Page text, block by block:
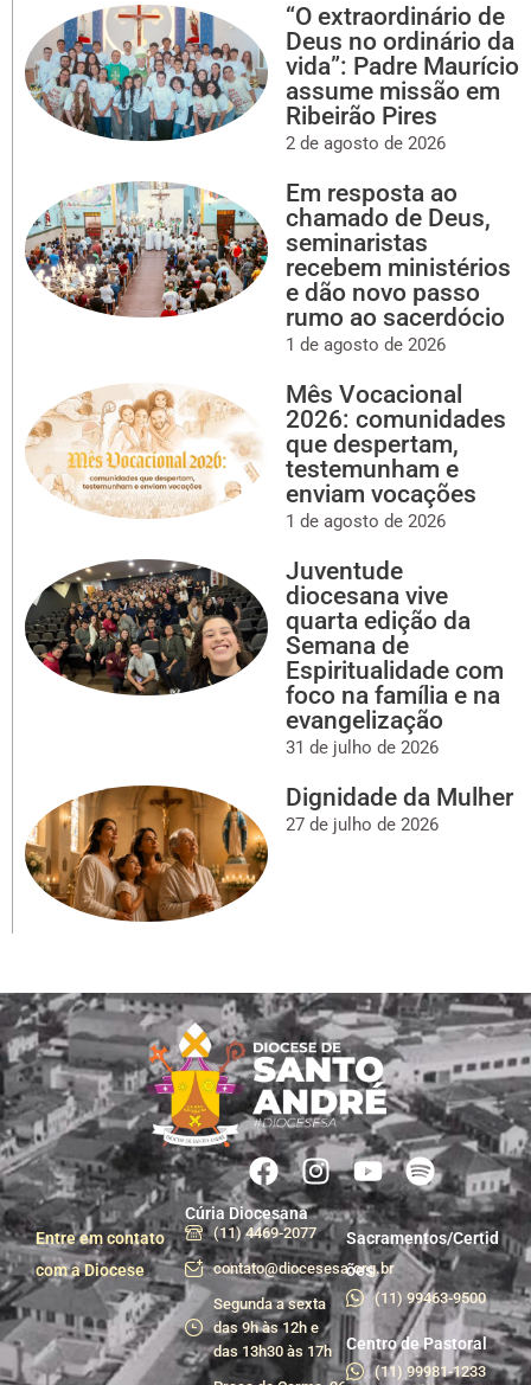
“O extraordinário de
Deus no ordinário da
vida”: Padre Maurício
assume missão em
Ribeirão Pires
2 de agosto de 2026
Em resposta ao
chamado de Deus,
seminaristas
recebem ministérios
e dão novo passo
rumo ao sacerdócio
1 de agosto de 2026
Mês Vocacional
2026: comunidades
que despertam,
testemunham e
enviam vocações
1 de agosto de 2026
Juventude
diocesana vive
quarta edição da
Semana de
Espiritualidade com
foco na família e na
evangelização
31 de julho de 2026
Dignidade da Mulher
27 de julho de 2026
Entre em contato
com a Diocese
Cúria Diocesana
(11) 4469-2077
contato@diocesesa.org.br
Segunda a sexta
das 9h às 12h e
das 13h30 às 17h
Sacramentos/Certid
ões
(11) 99463-9500
Centro de Pastoral
(11) 99981-1233